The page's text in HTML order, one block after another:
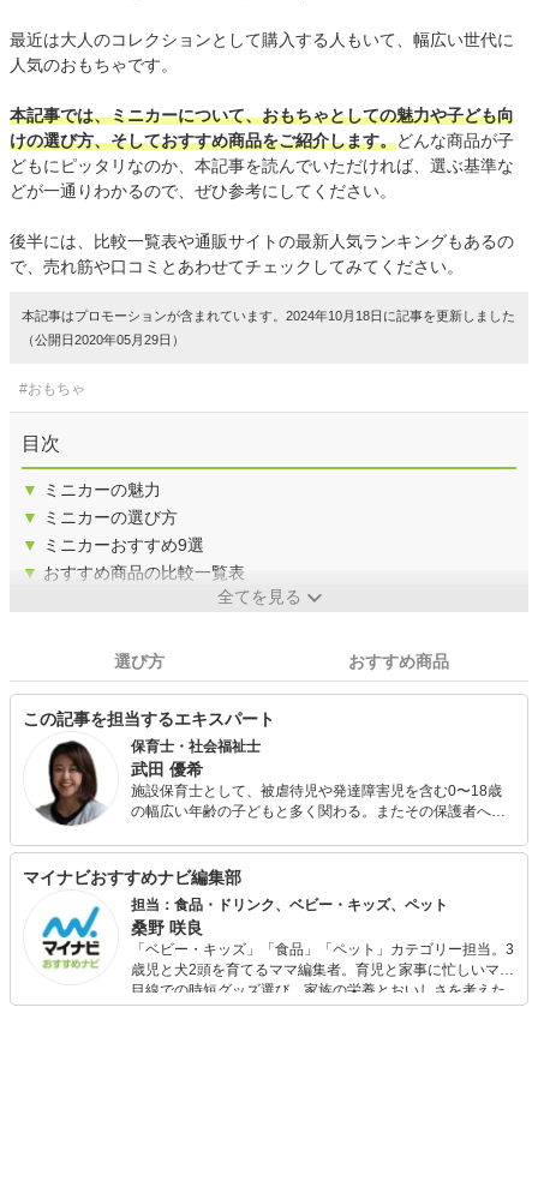
最近は大人のコレクションとして購入する人もいて、幅広い世代に
人気のおもちゃです。
本記事では、ミニカーについて、おもちゃとしての魅力や子ども向
けの選び方、そしておすすめ商品をご紹介します。どんな商品が子
どもにピッタリなのか、本記事を読んでいただければ、選ぶ基準な
どが一通りわかるので、ぜひ参考にしてください。
後半には、比較一覧表や通販サイトの最新人気ランキングもあるの
で、売れ筋や口コミとあわせてチェックしてみてください。
本記事はプロモーションが含まれています。2024年10月18日に記事を更新しました
（公開日2020年05月29日）
#おもちゃ
目次
▼
ミニカーの魅力
▼
ミニカーの選び方
▼
ミニカーおすすめ9選
▼ おすすめ商品の比較一覧表
全てを見る
選び方 おすすめ商品
この記事を担当するエキスパート
保育士・社会福祉士
武田 優希
施設保育士として、被虐待児や発達障害児を含む0〜18歳
の幅広い年齢の子どもと多く関わる。またその保護者へ、
立のためのあらゆる支援を行い、後に社会福祉士を取得。
全国転勤族で、帯同に伴う転職で企業主導型保育園や小規
模保育園での勤務経験もあり。 保育士人材紹介会社のコラ
ムを執筆担当中。 また転勤族の妻向けのブログを運営し、
育児情報を中心に赴任地の様子を発信している。三児の
母。
マイナビおすすめナビ編集部
担当：食品・ドリンク、ベビー・キッズ、ペット
桑野 咲良
「ベビー・キッズ」「食品」「ペット」カテゴリー担当。3
歳児と犬2頭を育てるママ編集者。育児と家事に忙しいママ
目線での時短グッズ選び、家族の栄養とおいしさを考えた
食品選び、束の間のリラックスタイムを楽しむためのスイ